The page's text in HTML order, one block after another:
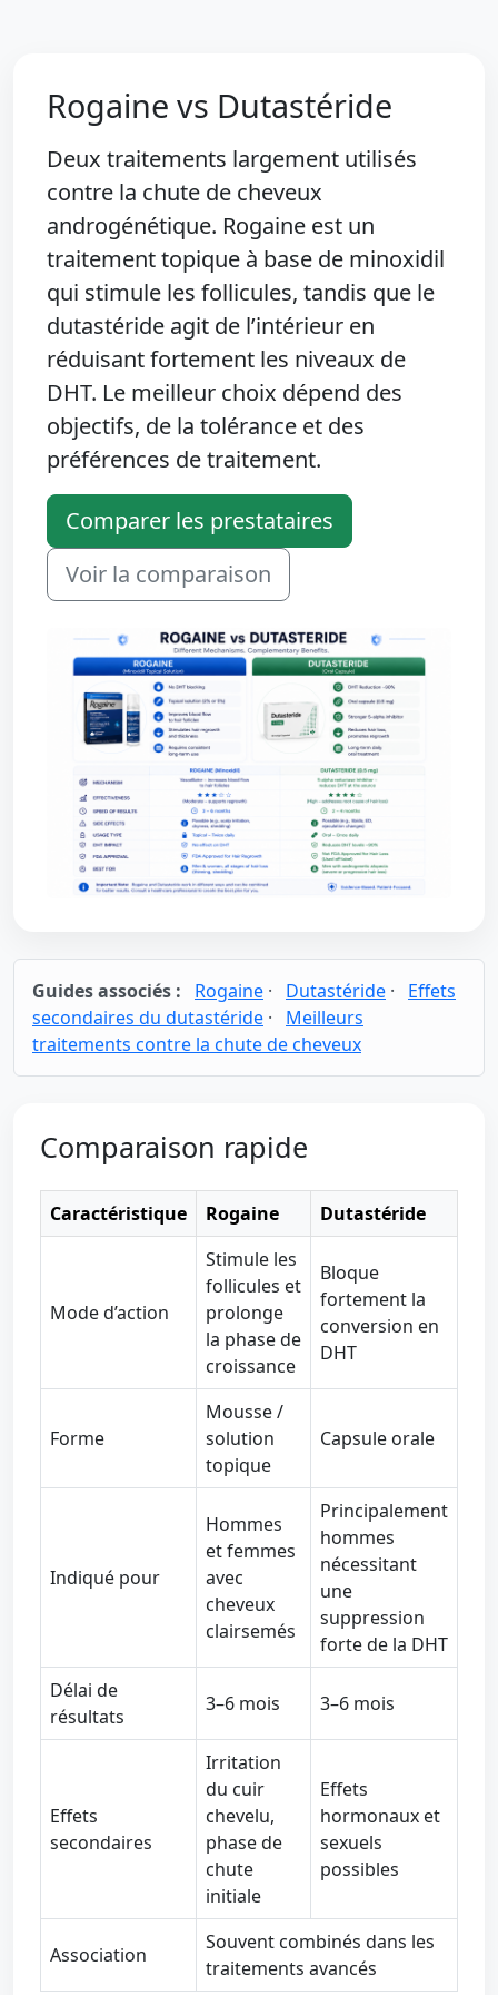
Rogaine vs Dutastéride
Deux traitements largement utilisés
contre la chute de cheveux
androgénétique. Rogaine est un
traitement topique à base de minoxidil
qui stimule les follicules, tandis que le
dutastéride agit de l’intérieur en
réduisant fortement les niveaux de
DHT. Le meilleur choix dépend des
objectifs, de la tolérance et des
préférences de traitement.
Comparer les prestataires
Voir la comparaison
Guides associés : Rogaine · Dutastéride ·
Effets
secondaires du dutastéride ·
Meilleurs
traitements contre la chute de cheveux
Comparaison rapide
Caractéristique Rogaine Dutastéride
Mode d’action
Stimule les
follicules et
prolonge
la phase de
croissance
Bloque
fortement la
conversion en
DHT
Forme
Mousse /
solution
topique
Capsule orale
Indiqué pour
Hommes
et femmes
avec
cheveux
clairsemés
Principalement
hommes
nécessitant
une
suppression
forte de la DHT
Délai de
résultats
3–6 mois 3–6 mois
Effets
secondaires
Irritation
du cuir
chevelu,
phase de
chute
initiale
Effets
hormonaux et
sexuels
possibles
Association
Souvent combinés dans les
traitements avancés